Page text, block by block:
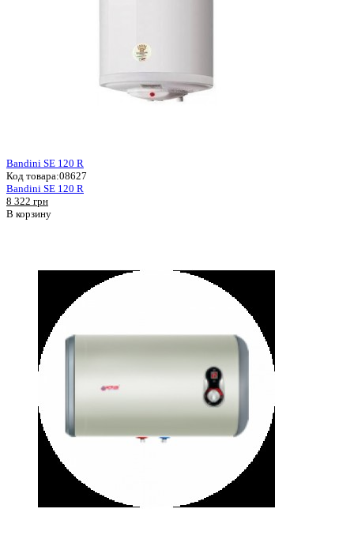
Bandini SE 120 R
Код товара:08627
Bandini SE 120 R
8 322 грн
В корзину